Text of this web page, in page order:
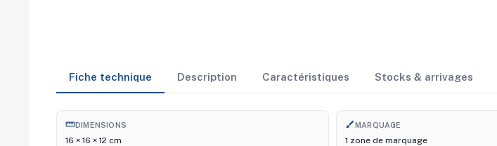
Fiche technique Description Caractéristiques Stocks & arrivages
straightenDIMENSIONS
16 × 16 × 12 cm
brushMARQUAGE
1 zone de marquage